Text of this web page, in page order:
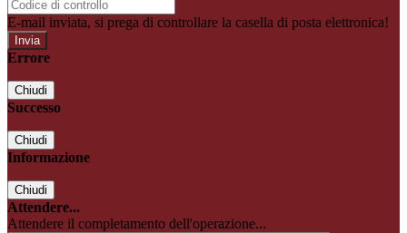
E-mail inviata, si prega di controllare la casella di posta elettronica!
Errore
Chiudi
Successo
Chiudi
Informazione
Chiudi
Attendere...
Attendere il completamento dell'operazione...